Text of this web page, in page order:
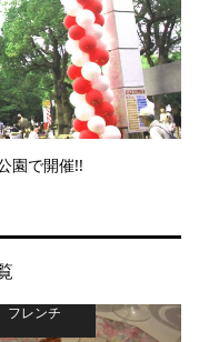
園で開催!!
フレンチ